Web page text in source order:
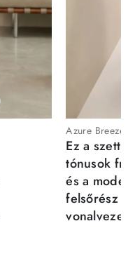
Azure Breeze
Ez a szett
tónusok
és a
felsőrész